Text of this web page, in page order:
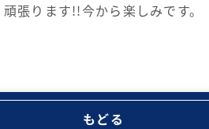
頑張ります!!今から楽しみです。
もどる